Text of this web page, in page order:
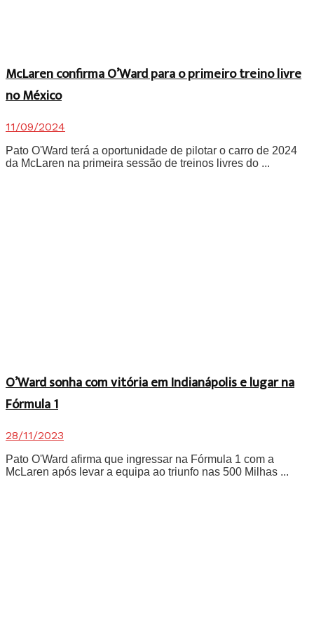
McLaren confirma O’Ward para o primeiro treino livre
no México
11/09/2024
Pato O'Ward terá a oportunidade de pilotar o carro de 2024
da McLaren na primeira sessão de treinos livres do ...
O’Ward sonha com vitória em Indianápolis e lugar na
Fórmula 1
28/11/2023
Pato O'Ward afirma que ingressar na Fórmula 1 com a
McLaren após levar a equipa ao triunfo nas 500 Milhas ...